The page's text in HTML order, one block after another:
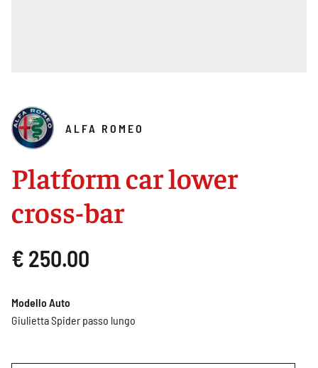
ALFA ROMEO
Platform car lower
cross-bar
€ 250.00
Modello Auto
Giulietta Spider passo lungo